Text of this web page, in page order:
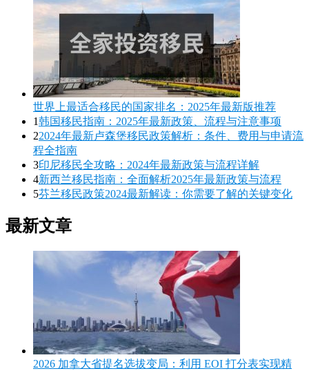
世界上最适合移民的国家排名：2025年最新版推荐
1韩国移民指南：2025年最新政策、流程与注意事项
22024年最新卢森堡移民政策解析：条件、费用与申请流
程全指南
3印尼移民全攻略：2024年最新政策与流程详解
4新西兰移民指南：全面解析2025年最新政策与流程
5芬兰移民政策2024最新解读：你需要了解的关键变化
最新文章
2026 加拿大省提名选拔变局：利用 EOI 打分表实现精